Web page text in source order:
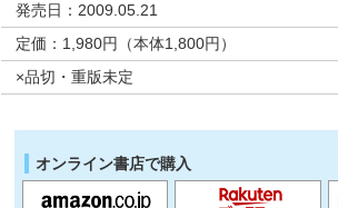
発売日：2009.05.21
定価：1,980円（本体1,800円）
×品切・重版未定
オンライン書店で購入